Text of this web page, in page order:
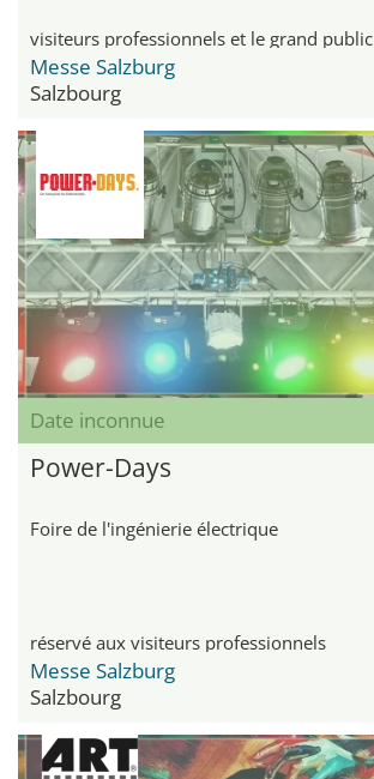
visiteurs professionnels et le grand public
Messe Salzburg
Salzbourg
Date inconnue
Power-Days
Foire de l'ingénierie électrique
réservé aux visiteurs professionnels
Messe Salzburg
Salzbourg